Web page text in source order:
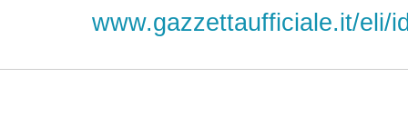
www.gazzettaufficiale.it/eli/